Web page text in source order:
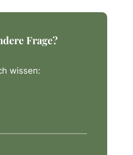
Frage?
wissen: